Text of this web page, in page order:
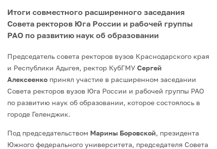
Итоги совместного расширенного заседания
Совета ректоров Юга России и рабочей группы
РАО по развитию наук об образовании
Председатель совета ректоров вузов Краснодарского края
и Республики Адыгея, ректор КубГМУ Сергей
Алексеенко принял участие в расширенном заседании
Совета ректоров вузов Юга России и рабочей группы РАО
по развитию наук об образовании, которое состоялось в
городе Геленджик.
Под председательством Марины Боровской, президента
Южного федерального университета, председателя Совета